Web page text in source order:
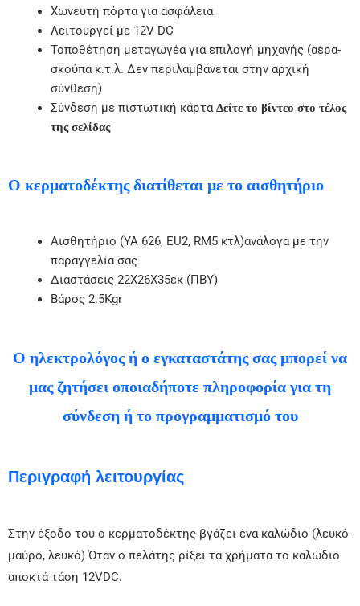
Χωνευτή πόρτα για ασφάλεια
Λειτουργεί με 12V DC
Τοποθέτηση μεταγωγέα για επιλογή μηχανής (αέρα-
σκούπα κ.τ.λ. Δεν περιλαμβάνεται στην αρχική
σύνθεση)
Σύνδεση με πιστωτική κάρταΔείτε το βίντεο στο τέλος
της σελίδας
Ο κερματοδέκτης διατίθεται με το αισθητήριο
Αισθητήριο (ΥΑ 626, EU2, RM5 κτλ)ανάλογα με την
παραγγελία σας
Διαστάσεις 22Χ26Χ35εκ (ΠΒΥ)
Βάρος 2.5Kgr
Ο ηλεκτρολόγος ή ο εγκαταστάτης σας μπορεί να
μας ζητήσει οποιαδήποτε πληροφορία για τη
σύνδεση ή το προγραμματισμό του
Περιγραφή λειτουργίας
Στην έξοδο του ο κερματοδέκτης βγάζει ένα καλώδιο (λευκό-
μαύρο, λευκό) Όταν ο πελάτης ρίξει τα χρήματα το καλώδιο
αποκτά τάση 12VDC.